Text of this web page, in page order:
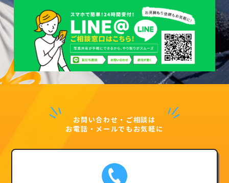
お問い合わせ・ご相談は
お電話・メールでもお気軽に